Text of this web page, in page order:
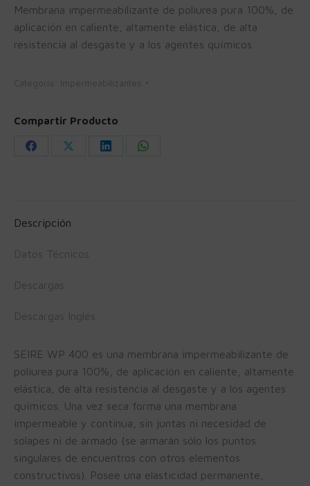
Membrana impermeabilizante de poliurea pura 100%, de
aplicación en caliente, altamente elástica, de alta
resistencia al desgaste y a los agentes químicos.
Categoría: Impermeabilizantes
Compartir Producto
Share
Share
Share
Share
Descripción
Datos Técnicos
Descargas
Descargas Inglés
SEIRE WP 400 es una membrana impermeabilizante de
poliurea pura 100%, de aplicación en caliente, altamente
elástica, de alta resistencia al desgaste y a los agentes
químicos. Una vez seca forma una membrana
impermeable y continua, sin juntas ni necesidad de
solapes ni de armado (se armarán sólo los puntos
singulares de encuentros con otros elementos
constructivos). Posee una elasticidad permanente,